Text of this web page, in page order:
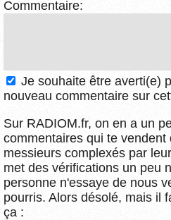
Commentaire:
Je souhaite être averti(e)
nouveau commentaire sur
Sur RADIOM.fr, on en a un
commentaires qui te vendent
messieurs complexés par
met des vérifications un peu
personne n'essaye de nous
pourris. Alors désolé, mais il
ça :